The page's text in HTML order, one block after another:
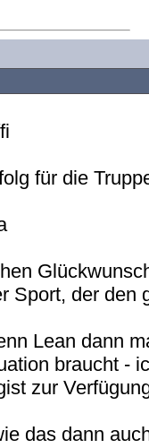
für die
Sport, der den
Lean dann
braucht -
zur
das dann